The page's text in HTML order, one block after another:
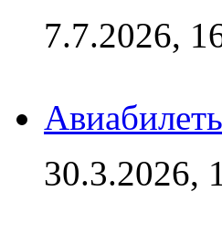
7.7.2026,
30.3.2026,